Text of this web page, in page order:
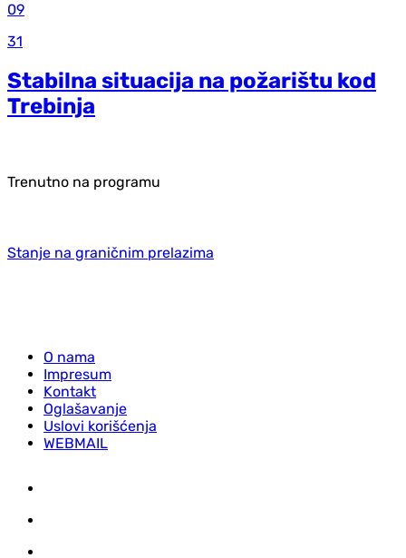
09
31
Stabilna situacija na požarištu kod
Trebinja
Trenutno na programu
Stanje na graničnim prelazima
O nama
Impresum
Kontakt
Oglašavanje
Uslovi korišćenja
WEBMAIL